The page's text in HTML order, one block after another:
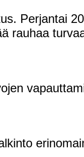
Perjantai
rauhaa